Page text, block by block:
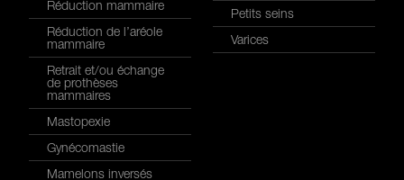
Réduction mammaire
Réduction de l’aréole
mammaire
Retrait et/ou échange
de prothèses
mammaires
Mastopexie
Gynécomastie
Mamelons inversés
Petits seins
Varices